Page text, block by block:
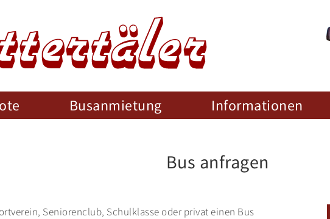
Busanmietung Informationen
Bus anfragen
Seniorenclub, Schulklasse oder privat einen Bus